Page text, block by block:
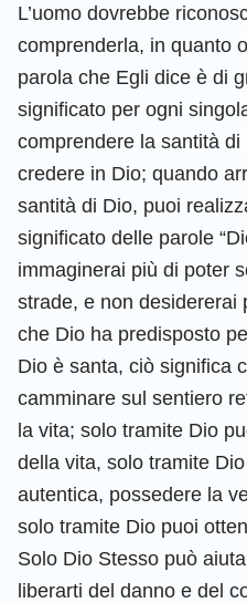
L’uomo dovrebbe
comprenderla, in quanto
parola che Egli dice è di
significato per ogni
comprendere la santità
credere in Dio; quando
santità di Dio, puoi
significato delle parole
immaginerai più di poter
strade, e non desidererai
che Dio ha predisposto
Dio è santa, ciò significa
camminare sul sentiero
la vita; solo tramite Dio
della vita, solo tramite
autentica, possedere la
solo tramite Dio puoi
Solo Dio Stesso può
liberarti del danno e del